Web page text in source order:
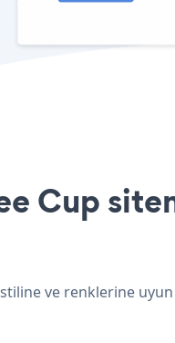
Cup
ve renklerine